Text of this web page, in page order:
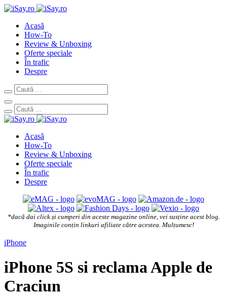
Acasă
How-To
Review & Unboxing
Oferte speciale
În trafic
Despre
Acasă
How-To
Review & Unboxing
Oferte speciale
În trafic
Despre
*dacă dai click și cumperi din aceste magazine online, vei susține acest blog.
Imaginile conțin linkuri afiliate către acestea. Mulțumesc!
iPhone
iPhone 5S si reclama Apple de
Craciun